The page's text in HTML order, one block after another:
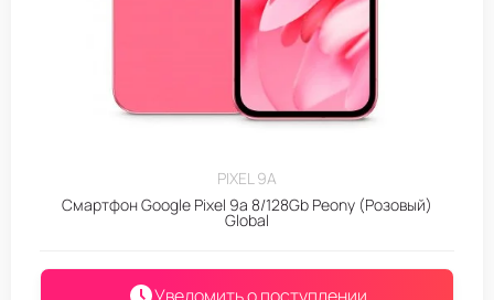
PIXEL 9A
Смартфон Google Pixel 9a 8/128Gb Peony (Розовый)
Global